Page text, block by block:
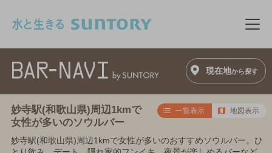
メ
現在地から探す
妙寺駅(和歌山県)周辺1kmで
女性が多いのソウルバー
一覧表示 地図表示
妙寺駅(和歌山県)周辺1kmで女性が多いのおすすめソウルバー。ひ